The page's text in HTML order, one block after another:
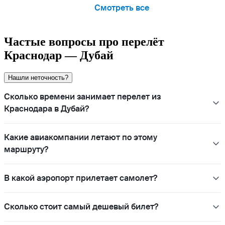
Смотреть все
Частые вопросы про перелёт
Краснодар — Дубай
Нашли неточность?
Сколько времени занимает перелет из
Краснодара в Дубай?
Какие авиакомпании летают по этому
маршруту?
В какой аэропорт прилетает самолет?
Сколько стоит самый дешевый билет?